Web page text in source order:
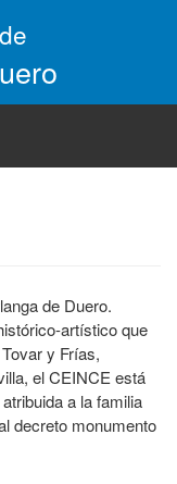
de Duero.
artístico que
y Frías,
el CEINCE está
a la familia
decreto monumento